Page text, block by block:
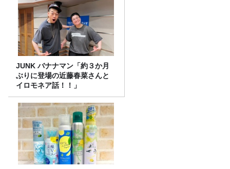
JUNK バナナマン「約３か月
ぶりに登場の近藤春菜さんと
イロモネア話！！」